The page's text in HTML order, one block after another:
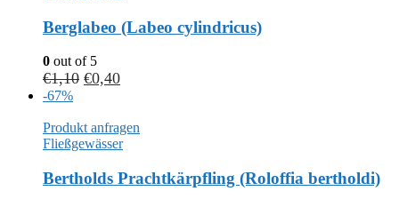
Berglabeo (Labeo cylindricus)
0 out of 5
€1,10 €0,40
-67%
Produkt anfragen
Fließgewässer
Bertholds Prachtkärpfling (Roloffia bertholdi)